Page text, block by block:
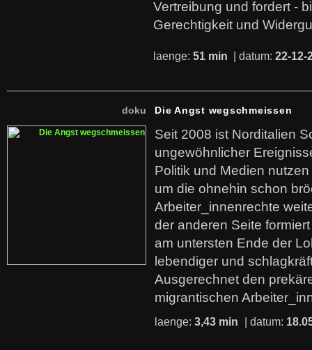
Vertreibung und fordert -
Gerechtigkeit und
laenge: 51 min | datum: 22-12-
doku Die Angst wegschmeissen
Seit 2008 ist Norditalien
ungewöhnlicher
Politik und Medien
um die ohnehin schon
Arbeiter_innenrechte
der anderen Seite
am untersten Ende der
lebendiger und
Ausgerechnet den
migrantischen
laenge: 3,43 min | datum: